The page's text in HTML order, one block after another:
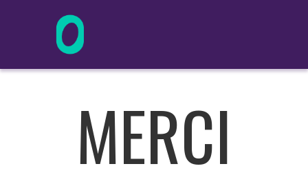
MERCI